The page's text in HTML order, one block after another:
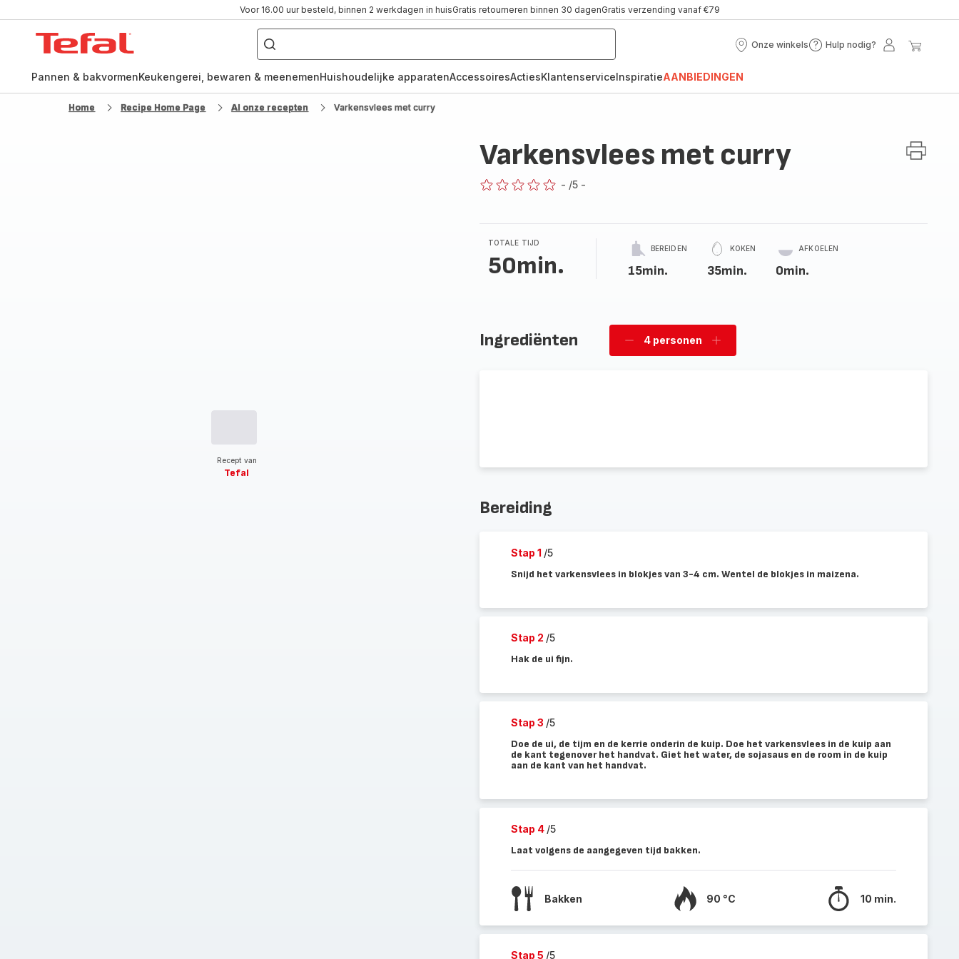
Voor 16.00 uur besteld, binnen 2 werkdagen in huisGratis retourneren binnen 30 dagenGratis verzending vanaf €79
Waar
ben
naar
Onze winkels
Onze
Hulp nodig?
Hulp
Mijn
Pannen & bakvormenKeukengerei, bewaren & meenemenHuishoudelijke apparatenAccessoiresActiesKlantenserviceInspiratieAANBIEDINGEN
Home Recipe Home Page Al onze recepten Varkensvlees met curry
Recept van
Tefal
Varkensvlees met curry
- /5 -
TOTALE TIJD
50min.
BEREIDEN
15min.
KOKEN
35min.
AFKOELEN
0min.
Ingrediënten
Verwijder
4 personen
Voeg
Bereiding
Stap 1 /5
Snijd het varkensvlees in blokjes van 3-4 cm. Wentel de blokjes in maizena.
Stap 2 /5
Hak de ui fijn.
Stap 3 /5
Doe de ui, de tijm en de kerrie onderin de kuip. Doe het varkensvlees in de kuip aan
de kant tegenover het handvat. Giet het water, de sojasaus en de room in de kuip
aan de kant van het handvat.
Stap 4 /5
Laat volgens de aangegeven tijd bakken.
Bakken 90 °C 10 min.
Stap 5 /5